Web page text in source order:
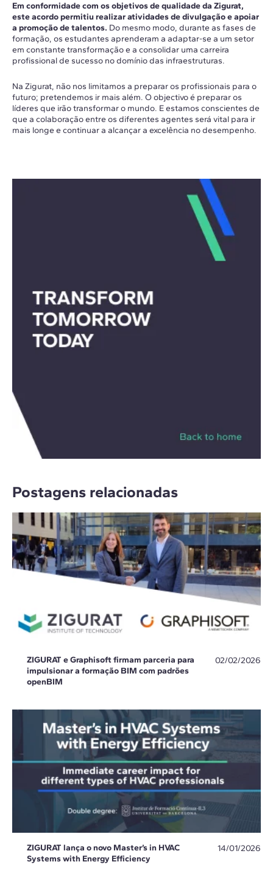
Em conformidade com os objetivos de qualidade da Zigurat,
este acordo permitiu realizar atividades de divulgação e apoiar
a promoção de talentos. Do mesmo modo, durante as fases de
formação, os estudantes aprenderam a adaptar-se a um setor
em constante transformação e a consolidar uma carreira
profissional de sucesso no domínio das infraestruturas.
Na Zigurat, não nos limitamos a preparar os profissionais para o
futuro; pretendemos ir mais além. O objectivo é preparar os
líderes que irão transformar o mundo. E estamos conscientes de
que a colaboração entre os diferentes agentes será vital para ir
mais longe e continuar a alcançar a excelência no desempenho.
Postagens relacionadas
ZIGURAT e Graphisoft firmam parceria para
impulsionar a formação BIM com padrões
openBIM
02/02/2026
ZIGURAT lança o novo Master’s in HVAC
Systems with Energy Efficiency
14/01/2026